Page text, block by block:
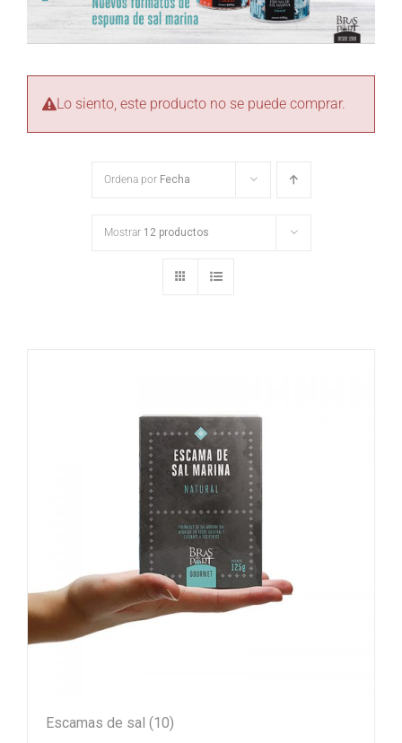
Lo siento, este producto no se puede comprar.
Ordena por Fecha
Mostrar 12 productos
Escamas de sal (10)